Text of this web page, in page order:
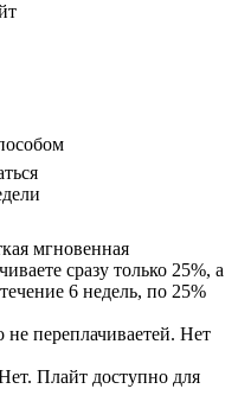
мгновенная
сразу только 25%, а
6 недель, по 25%
переплачиваетей. Нет
Плайт доступно для